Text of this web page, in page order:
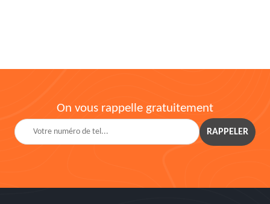
On vous rappelle gratuitement